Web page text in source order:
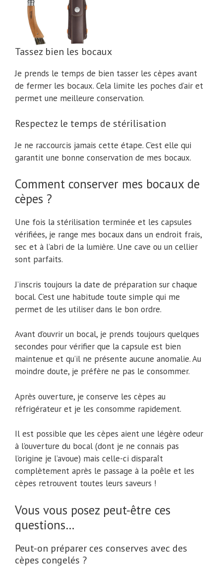
Tassez bien les bocaux
Je prends le temps de bien tasser les cèpes avant
de fermer les bocaux. Cela limite les poches d’air et
permet une meilleure conservation.
Respectez le temps de stérilisation
Je ne raccourcis jamais cette étape. C’est elle qui
garantit une bonne conservation de mes bocaux.
Comment conserver mes bocaux de
cèpes ?
Une fois la stérilisation terminée et les capsules
vérifiées, je range mes bocaux dans un endroit frais,
sec et à l’abri de la lumière. Une cave ou un cellier
sont parfaits.
J’inscris toujours la date de préparation sur chaque
bocal. C’est une habitude toute simple qui me
permet de les utiliser dans le bon ordre.
Avant d’ouvrir un bocal, je prends toujours quelques
secondes pour vérifier que la capsule est bien
maintenue et qu’il ne présente aucune anomalie. Au
moindre doute, je préfère ne pas le consommer.
Après ouverture, je conserve les cèpes au
réfrigérateur et je les consomme rapidement.
Il est possible que les cèpes aient une légère odeur
à l’ouverture du bocal (dont je ne connais pas
l’origine je l’avoue) mais celle-ci disparaît
complètement après le passage à la poêle et les
cèpes retrouvent toutes leurs saveurs !
Vous vous posez peut-être ces
questions…
Peut-on préparer ces conserves avec des
cèpes congelés ?